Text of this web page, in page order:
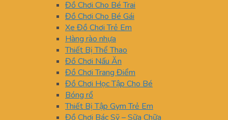
Đồ Chơi Cho Bé Trai
Đồ Chơi Cho Bé Gái
Xe Đồ Chơi Trẻ Em
Hàng rào nhựa
Thiết Bị Thể Thao
Đồ Chơi Nấu Ăn
Đồ Chơi Trang Điểm
Đồ Chơi Học Tập Cho Bé
Bóng rổ
Thiết Bị Tập Gym Trẻ Em
Đồ Chơi Bác Sỹ – Sữa Chữa